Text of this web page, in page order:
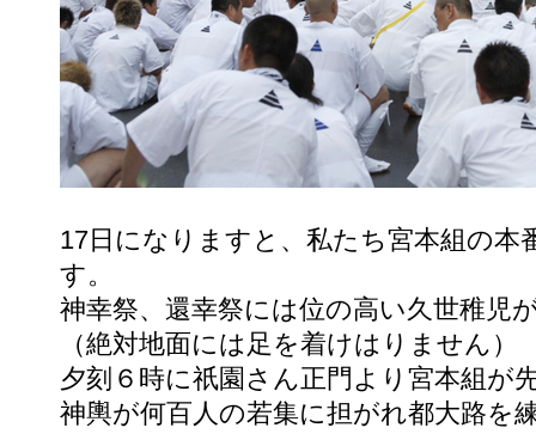
17日になりますと、私たち宮本組の本
す。
神幸祭、還幸祭には位の高い久世稚児
（絶対地面には足を着けはりません）
夕刻６時に祇園さん正門より宮本組が
神輿が何百人の若集に担がれ都大路を